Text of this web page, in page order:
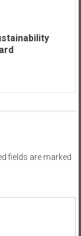
fields are marked